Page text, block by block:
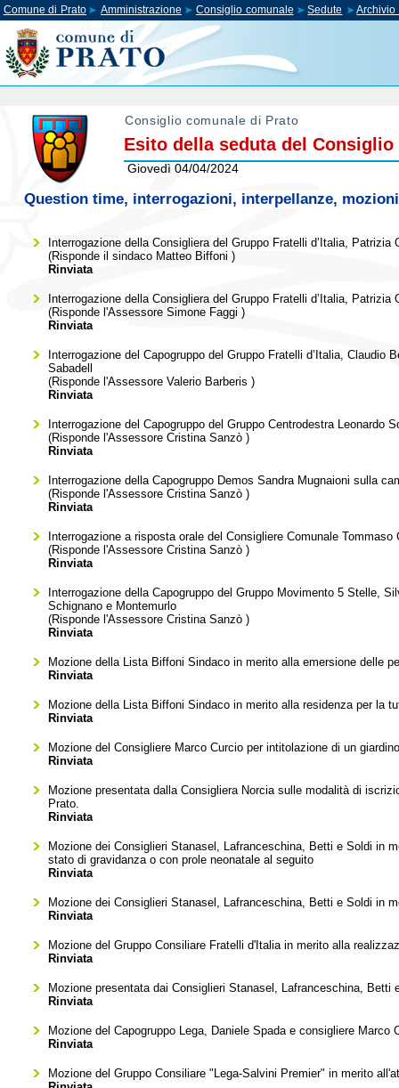
Comune di Prato Amministrazione Consiglio comunale Sedute Archivio
Consiglio comunale di Prato
Esito della seduta del Consiglio
Giovedì 04/04/2024
Question time, interrogazioni, interpellanze,
Interrogazione della Consigliera del Gruppo Fratelli d’Italia,
(Risponde il sindaco Matteo Biffoni )
Rinviata
Interrogazione della Consigliera del Gruppo Fratelli d’Italia,
(Risponde l'AssessoreSimone Faggi )
Rinviata
Interrogazione del Capogruppo del Gruppo Fratelli d’Italia,
Sabadell
(Risponde l'AssessoreValerio Barberis )
Rinviata
Interrogazione del Capogruppo del Gruppo Centrodestra Leonardo
(Risponde l'AssessoreCristina Sanzò )
Rinviata
Interrogazione della Capogruppo Demos Sandra Mugnaioni sulla
(Risponde l'AssessoreCristina Sanzò )
Rinviata
Interrogazione a risposta orale del Consigliere Comunale
(Risponde l'AssessoreCristina Sanzò )
Rinviata
Interrogazione della Capogruppo del Gruppo Movimento 5 Stelle,
Schignano e Montemurlo
(Risponde l'AssessoreCristina Sanzò )
Rinviata
Mozione della Lista Biffoni Sindaco in merito alla emersione delle
Rinviata
Mozione della Lista Biffoni Sindaco in merito alla residenza per la
Rinviata
Mozione del Consigliere Marco Curcio per intitolazione di un
Rinviata
Mozione presentata dalla Consigliera Norcia sulle modalità di
Prato.
Rinviata
Mozione dei Consiglieri Stanasel, Lafranceschina, Betti e Soldi in
stato di gravidanza o con prole neonatale al seguito
Rinviata
Mozione dei Consiglieri Stanasel, Lafranceschina, Betti e Soldi in
Rinviata
Mozione del Gruppo Consiliare Fratelli d'Italia in merito alla
Rinviata
Mozione presentata dai Consiglieri Stanasel, Lafranceschina, Betti
Rinviata
Mozione del Capogruppo Lega, Daniele Spada e consigliere
Rinviata
Mozione del Gruppo Consiliare "Lega-Salvini Premier" in merito